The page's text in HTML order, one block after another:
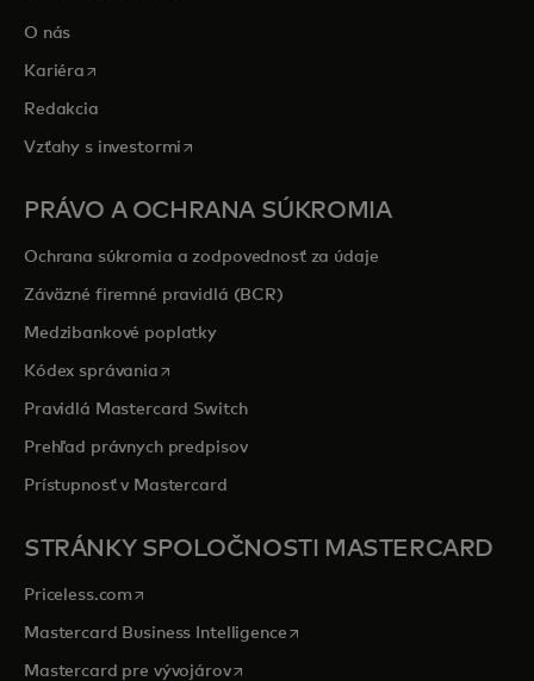
O nás
Kariéra opens in a new tab
Redakcia
Vzťahy s investormi opens in a new tab
PRÁVO A OCHRANA SÚKROMIA
Ochrana súkromia a zodpovednosť za údaje
Záväzné firemné pravidlá (BCR)
Medzibankové poplatky
Kódex správaniaopens in a new tab
Pravidlá Mastercard Switch
Prehľad právnych predpisov
Prístupnosť v Mastercard
STRÁNKY SPOLOČNOSTI MASTERCARD
Priceless.com opens in a new tab
Mastercard Business Intelligenceopens in a new tab
Mastercard pre vývojárovopens in a new tab